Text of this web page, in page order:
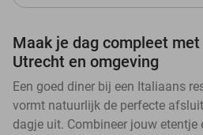
Maak je dag compleet
Utrecht en omgeving
Een goed diner bij een Italiaans
vormt natuurlijk de perfecte
dagje uit. Combineer jouw etentje